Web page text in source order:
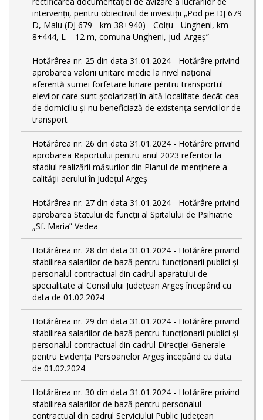
intervenții, pentru obiectivul de investiții „Pod pe DJ 679
D, Malu (DJ 679 - km 38+940) - Colțu - Ungheni, km
8+444, L = 12 m, comuna Ungheni, jud. Argeș”
Hotărârea nr. 25 din data 31.01.2024 - Hotărâre privind
aprobarea valorii unitare medie la nivel național
aferentă sumei forfetare lunare pentru transportul
elevilor care sunt şcolarizați în altă localitate decât cea
de domiciliu şi nu beneficiază de existența serviciilor de
transport
Hotărârea nr. 26 din data 31.01.2024 - Hotărâre privind
aprobarea Raportului pentru anul 2023 referitor la
stadiul realizării măsurilor din Planul de menținere a
calității aerului în Județul Argeș
Hotărârea nr. 27 din data 31.01.2024 - Hotărâre privind
aprobarea Statului de funcţii al Spitalului de Psihiatrie
„Sf. Maria” Vedea
Hotărârea nr. 28 din data 31.01.2024 - Hotărâre privind
stabilirea salariilor de bază pentru funcționarii publici și
personalul contractual din cadrul aparatului de
specialitate al Consiliului Județean Argeș începând cu
data de 01.02.2024
Hotărârea nr. 29 din data 31.01.2024 - Hotărâre privind
stabilirea salariilor de bază pentru funcționarii publici și
personalul contractual din cadrul Direcției Generale
pentru Evidența Persoanelor Argeş începând cu data
de 01.02.2024
Hotărârea nr. 30 din data 31.01.2024 - Hotărâre privind
stabilirea salariilor de bază pentru personalul
contractual din cadrul Serviciului Public Județean